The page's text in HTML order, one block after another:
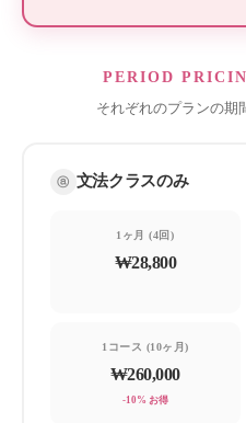
PERIOD
それぞれのプランの期
ⓐ 文法クラスのみ
1ヶ月 (4回)
₩28,800
1コース (10ヶ月)
₩260,000
-10% お得